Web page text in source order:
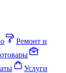
Ремонт и
Услуги